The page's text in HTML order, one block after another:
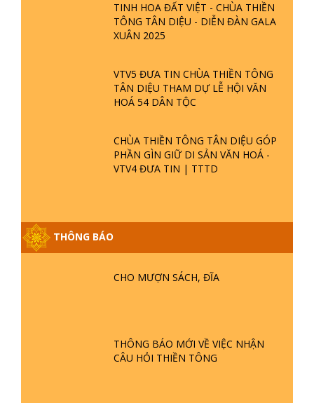
TINH HOA ĐẤT VIỆT - CHÙA THIỀN
TÔNG TÂN DIỆU - DIỄN ĐÀN GALA
XUÂN 2025
VTV5 ĐƯA TIN CHÙA THIỀN TÔNG
TÂN DIỆU THAM DỰ LỄ HỘI VĂN
HOÁ 54 DÂN TỘC
CHÙA THIỀN TÔNG TÂN DIỆU GÓP
PHẦN GÌN GIỮ DI SẢN VĂN HOÁ -
VTV4 ĐƯA TIN | TTTD
THÔNG BÁO
CHO MƯỢN SÁCH, ĐĨA
THÔNG BÁO MỚI VỀ VIỆC NHẬN
CÂU HỎI THIỀN TÔNG
GIẢI ĐÁP ĐẶC BIỆT P25 - SUỐT 49
HOA LÀ HỘI GÌ? TỬ VÌ ĐẠO
PHẬT GIỚI CÓ THỜI GIAN KHÔNG? |
TTTD